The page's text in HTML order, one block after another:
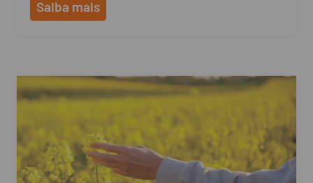
Saiba mais